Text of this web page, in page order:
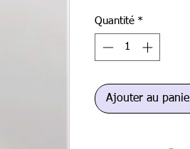
Quantité *
Ajouter au